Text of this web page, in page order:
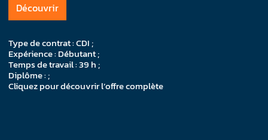
Découvrir
Type de contrat : CDI ;
Expérience : Débutant ;
Temps de travail : 39 h ;
Diplôme : ;
Cliquez pour découvrir l’offre complète